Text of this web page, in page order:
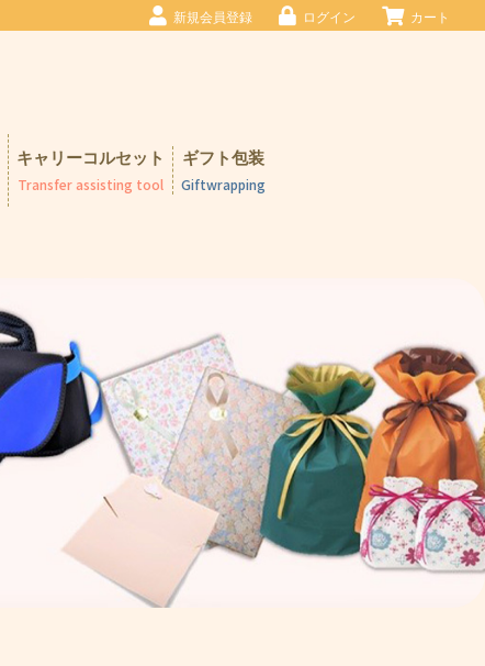
新規会員登録 ログイン カート
キャリーコルセット
Transfer assisting tool
ギフト包装
Giftwrapping